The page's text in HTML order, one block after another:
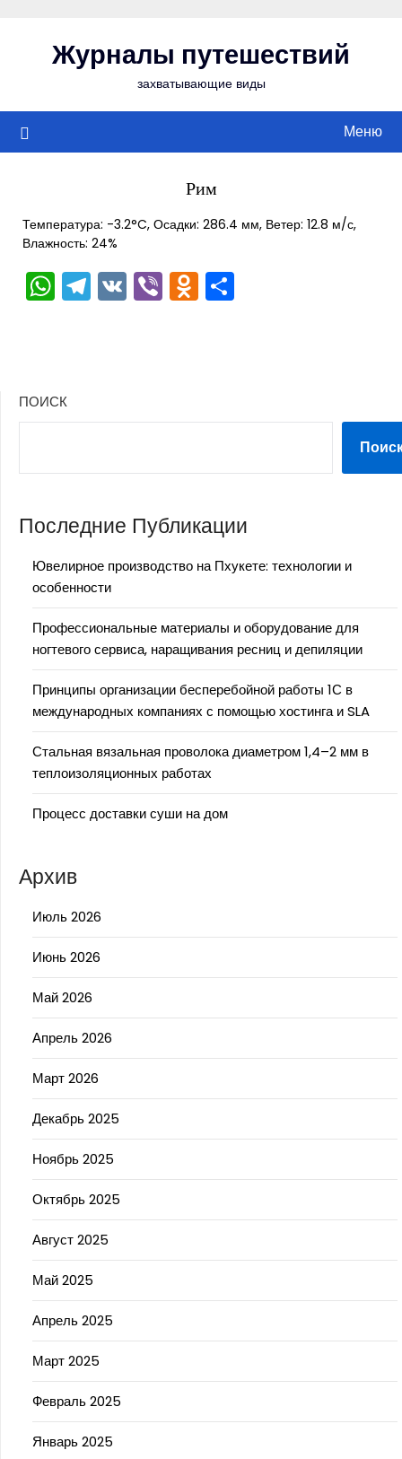
содержимомуЖурналы путешествий
захватывающие виды
Меню
Рим
Температура: -3.2°C, Осадки: 286.4 мм, Ветер: 12.8 м/с,
Влажность: 24%
WhatsApp
Telegram
VKViberOdnoklassniki
ПОИСК
Последние Публикации
Ювелирное производство на Пхукете: технологии и
особенности
Профессиональные материалы и оборудование для
ногтевого сервиса, наращивания ресниц и депиляции
Принципы организации бесперебойной работы 1С в
международных компаниях с помощью хостинга и SLA
Стальная вязальная проволока диаметром 1,4–2 мм в
теплоизоляционных работах
Процесс доставки суши на дом
Архив
Июль 2026
Июнь 2026
Май 2026
Апрель 2026
Март 2026
Декабрь 2025
Ноябрь 2025
Октябрь 2025
Август 2025
Май 2025
Апрель 2025
Март 2025
Февраль 2025
Январь 2025